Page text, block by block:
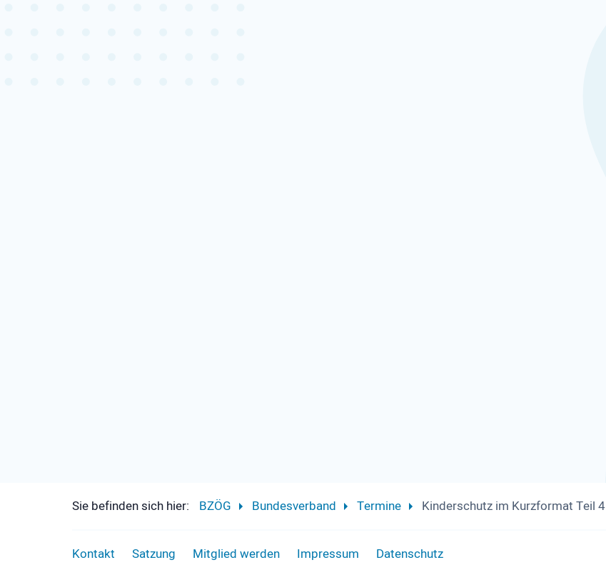
Sie befinden sich hier: BZÖG Bundesverband Termine Kinderschutz im Kurzformat Teil 4
Kontakt Satzung Mitglied werden Impressum Datenschutz